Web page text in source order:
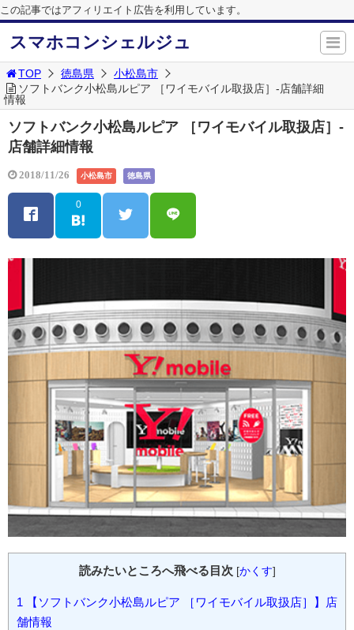
この記事ではアフィリエイト広告を利用しています。
スマホコンシェルジュ
TOP 徳島県
小松島市
ソフトバンク小松島ルピア ［ワイモバイル取扱店］-店舗詳細
情報
ソフトバンク小松島ルピア ［ワイモバイル取扱店］-
店舗詳細情報
2018/11/26 小松島市 徳島県
0
読みたいところへ飛べる目次 [かくす]
1 【ソフトバンク小松島ルピア ［ワイモバイル取扱店］】店
舗情報